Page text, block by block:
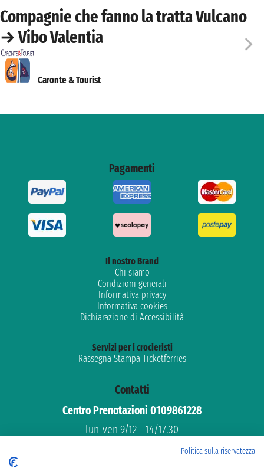
Compagnie che fanno la tratta Vulcano
→ Vibo Valentia
Caronte & Tourist
Pagamenti
Il nostro Brand
Chi siamo
Condizioni generali
Informativa privacy
Informativa cookies
Dichiarazione di Accessibilità
Servizi per i crocieristi
Rassegna Stampa Ticketferries
Contatti
Centro Prenotazioni 0109861228
lun-ven 9/12 - 14/17.30
Politica sulla riservatezza